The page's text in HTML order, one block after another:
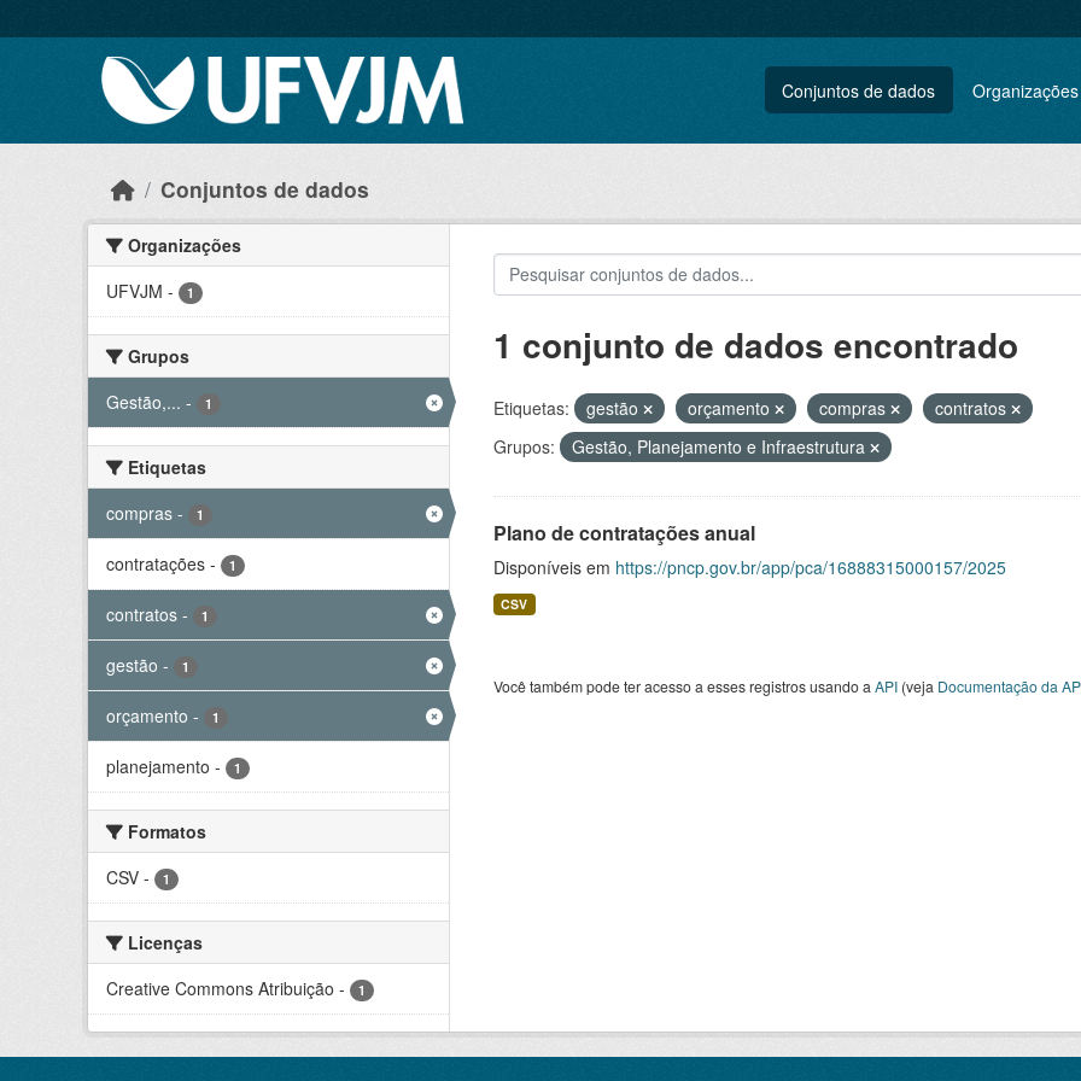
Conjuntos de dados Organizações
Conjuntos de dados
Organizações
UFVJM - 1
Grupos
Gestão,... - 1
Etiquetas
compras - 1
contratações - 1
contratos - 1
gestão - 1
orçamento - 1
planejamento - 1
Formatos
CSV - 1
Licenças
Creative Commons Atribuição - 1
1 conjunto de dados encontrado
Etiquetas: gestão orçamento compras
contratos
Grupos:
Gestão, Planejamento e Infraestrutura
Plano de contratações anual
Disponíveis em https://pncp.gov.br/app/pca/16888315000157/2025
CSV
Você também pode ter acesso a esses registros usando a API(veja Documentação da